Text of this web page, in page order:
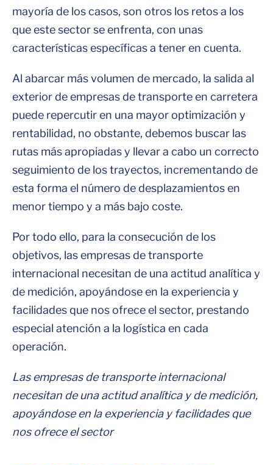
mayoría de los casos, son otros los retos a los
que este sector se enfrenta, con unas
características específicas a tener en cuenta.
Al abarcar más volumen de mercado, la salida al
exterior de empresas de transporte en carretera
puede repercutir en una mayor optimización y
rentabilidad, no obstante, debemos buscar las
rutas más apropiadas y llevar a cabo un correcto
seguimiento de los trayectos, incrementando de
esta forma el número de desplazamientos en
menor tiempo y a más bajo coste.
Por todo ello, para la consecución de los
objetivos, las empresas de transporte
internacional necesitan de una actitud analítica y
de medición, apoyándose en la experiencia y
facilidades que nos ofrece el sector, prestando
especial atención a la logística en cada
operación.
Las empresas de transporte internacional
necesitan de una actitud analítica y de medición,
apoyándose en la experiencia y facilidades que
nos ofrece el sector